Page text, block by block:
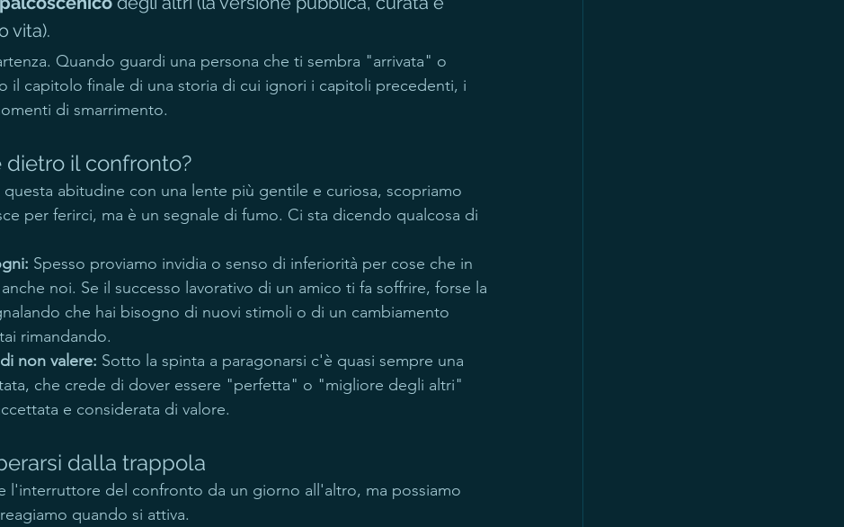
vita).
Quando guardi una persona che ti sembra "arrivata" o
il capitolo finale di una storia di cui ignori i capitoli precedenti, i
di smarrimento.
dietro il confronto?
questa abitudine con una lente più gentile e curiosa, scopriamo
per ferirci, ma è un segnale di fumo. Ci sta dicendo qualcosa di
Spesso proviamo invidia o senso di inferiorità per cose che in
noi. Se il successo lavorativo di un amico ti fa soffrire, forse la
che hai bisogno di nuovi stimoli o di un cambiamento
rimandando.
non valere: Sotto la spinta a paragonarsi c'è quasi sempre una
che crede di dover essere "perfetta" o "migliore degli altri"
e considerata di valore.
dalla trappola
l'interruttore del confronto da un giorno all'altro, ma possiamo
quando si attiva.